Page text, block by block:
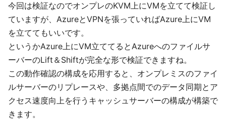
今回は検証なのでオンプレのKVM上にVMを立てて検証し
ていますが、AzureとVPNを張っていればAzure上にVM
を立ててもいいです。
というかAzure上にVM立ててるとAzureへのファイルサ
ーバーのLift＆Shiftが完全な形で検証できますね。
この動作確認の構成を応用すると、オンプレミスのファイ
ルサーバーのリプレースや、多拠点間でのデータ同期とア
クセス速度向上を行うキャッシュサーバーの構成が構築で
きます。